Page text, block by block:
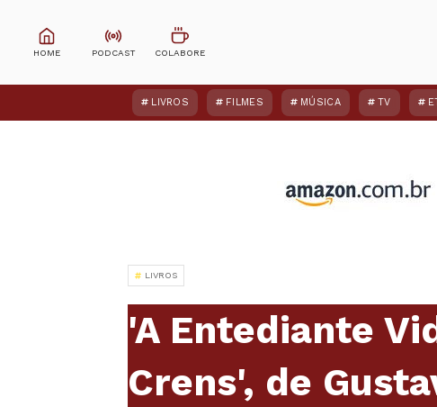
LIVROS FILMES MÚSICA TV
LIVROS
'A Entediante
Crens', de